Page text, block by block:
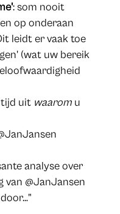
: som nooit
op onderaan
leidt er vaak toe
(wat uw bereik
uit waaromu
analyse over
van @JanJansen